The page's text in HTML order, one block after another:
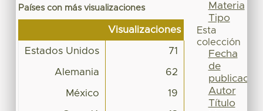
Países con más visualizaciones
Visualizaciones
Estados Unidos 71
Alemania 62
México 19
Materia
Tipo
Esta
colección
Fecha
de
publicación
Autor
Título